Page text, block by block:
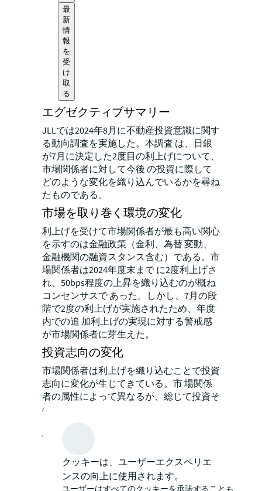
最
新
情
報
を
受
け
取
る
エグゼクティブサマリー
JLLでは2024年8月に不動産投資意識に関す
る動向調査を実施した。本調査 は、日銀
が7月に決定した2度目の利上げについて、
市場関係者に対して今後 の投資に際して
どのような変化を織り込んでいるかを尋ね
たものである。
市場を取り巻く環境の変化
利上げを受けて市場関係者が最も高い関心
を示すのは金融政策（金利、為替 変動、
金融機関の融資スタンス含む）である。市
場関係者は2024年度末まで に2度利上げさ
れ、50bps程度の上昇を織り込むのが概ね
コンセンサスで あった。しかし、7月の段
階で2度の利上げが実施されたため、年度
内での追 加利上げの実現に対する警戒感
が市場関係者に芽生えた。
投資志向の変化
市場関係者は利上げを織り込むことで投資
志向に変化が生じてきている。市 場関係
者の属性によって異なるが、総じて投資そ
のものを控える、投資セク ターや投資エ
へ転換するのではな く、投資対象を広げ
目指す志向が 高まっている。
レポートの続きを読むには、以下のフォー
クッキーは、ユーザーエクスペリエ
ンスの向上に使用されます。